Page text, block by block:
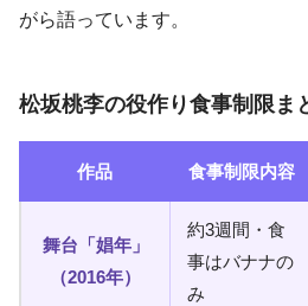
がら語っています。
松坂桃李の役作り食事制限ま
作品 食事制限内容
舞台「娼年」
（2016年）
約3週間・食
事はバナナの
み